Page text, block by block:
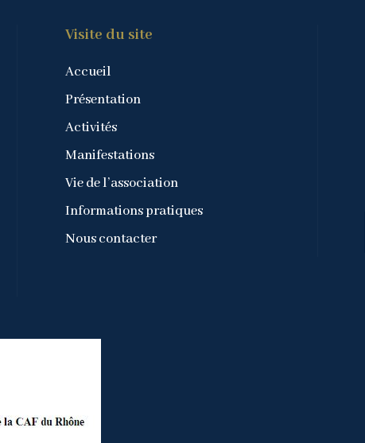
Visite du site
Accueil
Présentation
Activités
Manifestations
Vie de l’association
Informations pratiques
Nous contacter